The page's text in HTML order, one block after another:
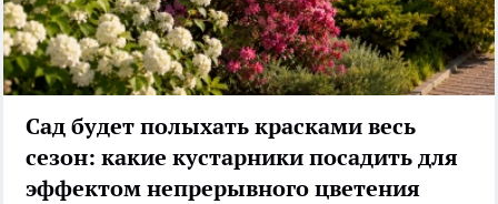
Сад будет полыхать красками весь
сезон: какие кустарники посадить для
эффектом непрерывного цветения